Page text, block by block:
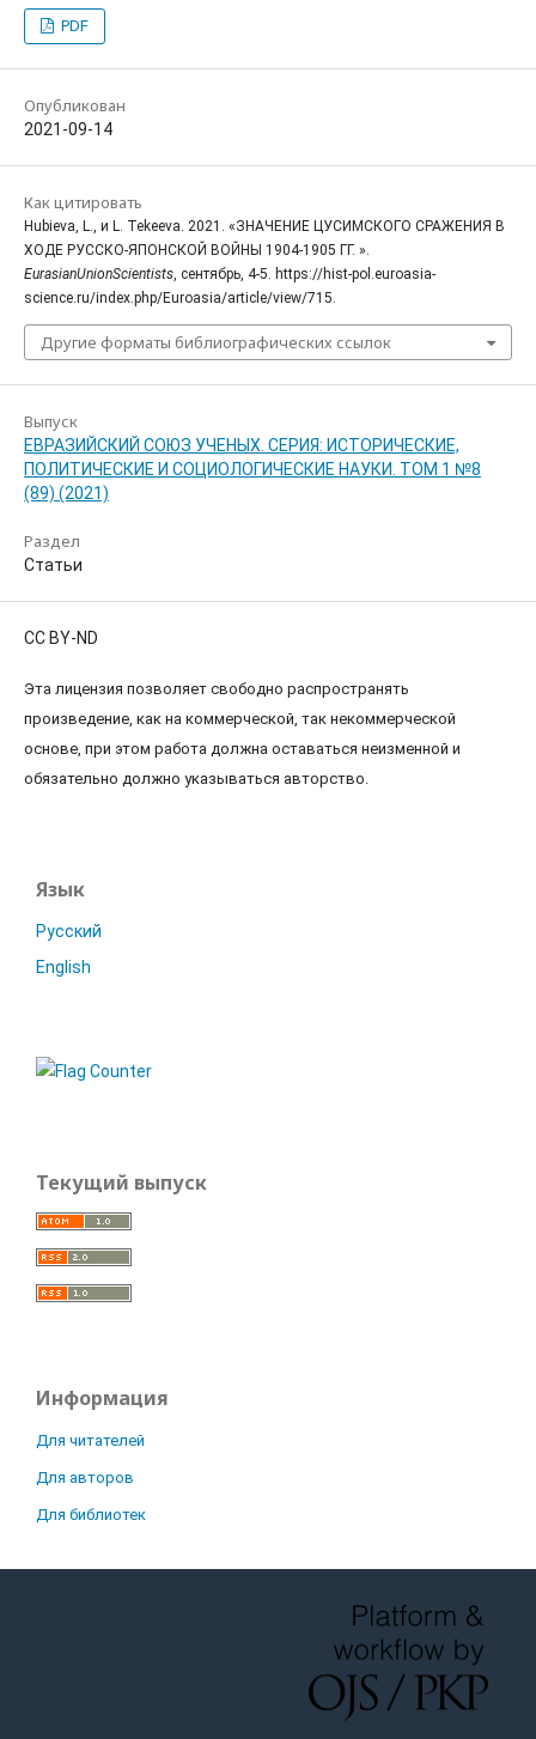
PDF
Опубликован
2021-09-14
Как цитировать
Hubieva, L., и L. Tekeeva. 2021. «ЗНАЧЕНИЕ ЦУСИМСКОГО СРАЖЕНИЯ В
ХОДЕ РУССКО-ЯПОНСКОЙ ВОЙНЫ 1904-1905 ГГ. ».
EurasianUnionScientists, сентябрь, 4-5. https://hist-pol.euroasia-
science.ru/index.php/Euroasia/article/view/715.
Другие форматы библиографических ссылок
Выпуск
ЕВРАЗИЙСКИЙ СОЮЗ УЧЕНЫХ. СЕРИЯ: ИСТОРИЧЕСКИЕ,
ПОЛИТИЧЕСКИЕ И СОЦИОЛОГИЧЕСКИЕ НАУКИ. ТОМ 1 №8
(89) (2021)
Раздел
Статьи
CC BY-ND
Эта лицензия позволяет свободно распространять
произведение, как на коммерческой, так некоммерческой
основе, при этом работа должна оставаться неизменной и
обязательно должно указываться авторство.
Язык
Русский
English
Текущий выпуск
Информация
Для читателей
Для авторов
Для библиотек